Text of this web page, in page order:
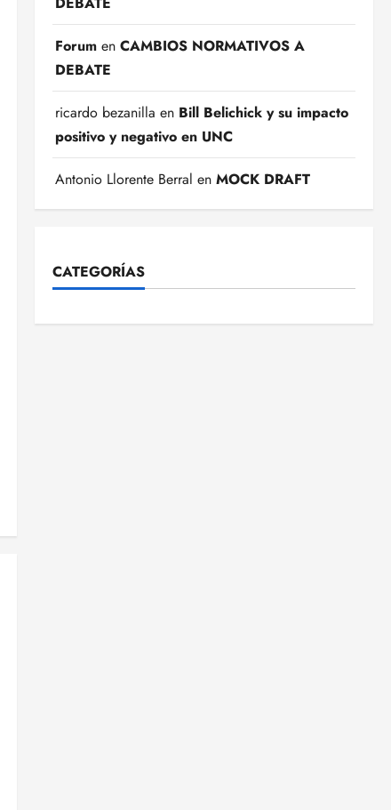
Forumen CAMBIOS NORMATIVOS A
DEBATE
ricardo bezanilla en Bill Belichick y su impacto
positivo y negativo en UNC
Antonio Llorente Berral en MOCK DRAFT
CATEGORÍAS